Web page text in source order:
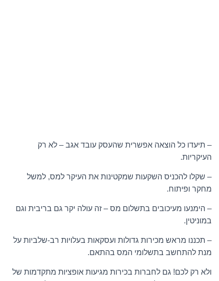
– תיעדו כל הוצאה אפשרית שהעסק עובד אגב – לא רק
העיקריות.
– שקלו להכניס השקעות שמקטינות את העיקר למס, למשל
מחקר ופיתוח.
– הימנעו מעיכובים בתשלום מס – זה עולה יקר גם בריבית וגם
במוניטין.
– תכננו מראש מכירות גדולות ועסקאות בעלויות רב-שלביות על
מנת להתחשב בתשלומי המס בהתאם.
ולא רק לכם! גם לחברות בכירות מגיעות אופציות מתקדמות של